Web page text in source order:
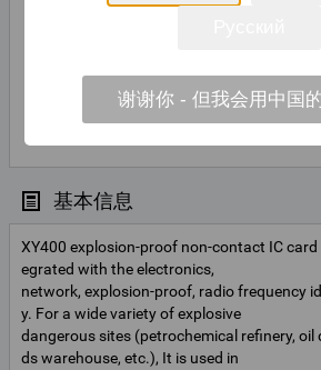
min
shuai
联系人姓名
联系
基本信息
XY400 explosion-proof non-contact IC
egrated with the electronics,
network, explosion-proof, radio frequency
y. For a wide variety of explosive
dangerous sites (petrochemical refinery, oil
ds warehouse, etc.), It is used in
谢谢你 - 但我会用中国